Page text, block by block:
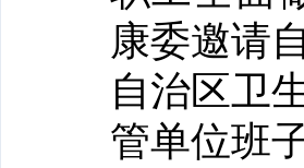
康委邀请
自治区卫
管单位班